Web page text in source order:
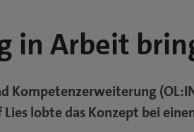
in Arbeit
Kompetenzerweiterung
lobte das Konzept bei